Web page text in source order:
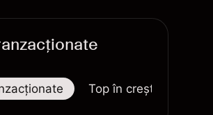
Top în creștere